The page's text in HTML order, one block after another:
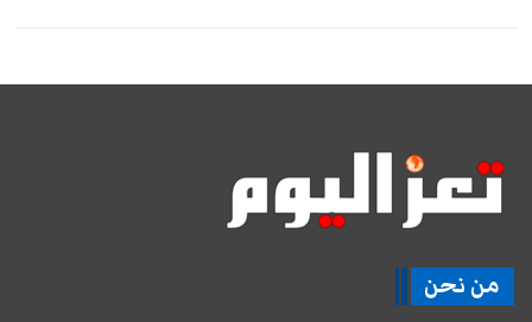
من نحن